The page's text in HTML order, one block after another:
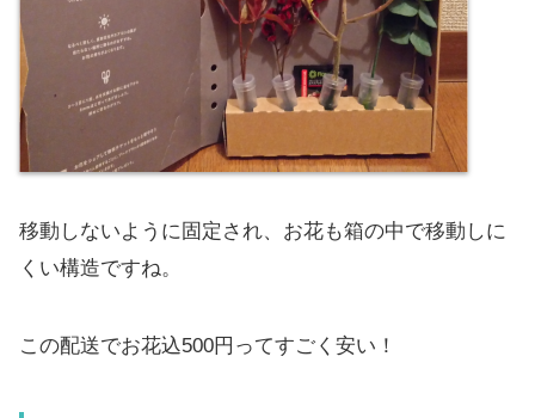
移動しないように固定され、お花も箱の中で移動しに
くい構造ですね。
この配送でお花込500円ってすごく安い！